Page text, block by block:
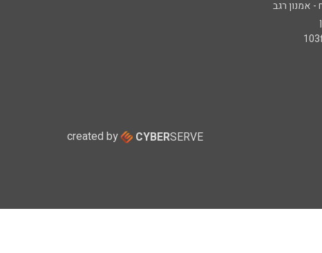
- אמנון רגב
created by CYBERSERVE